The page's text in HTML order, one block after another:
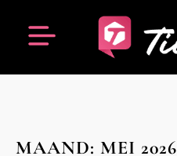
MAAND: MEI 2026